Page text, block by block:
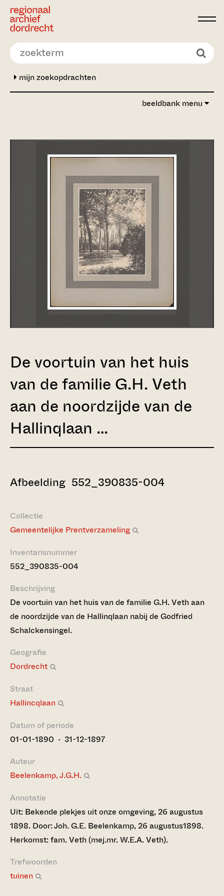
Ga direct naar de inhoud
mijn zoekopdrachten
beeldbank menu
De voortuin van het huis
van de familie G.H. Veth
aan de noordzijde van de
Hallinqlaan …
Afbeelding 552_390835-004
Collectie
Gemeentelijke Prentverzameling
Inventarisnummer
552_390835-004
Beschrijving
De voortuin van het huis van de familie G.H. Veth aan
de noordzijde van de Hallinqlaan nabij de Godfried
Schalckensingel.
Geografie
Dordrecht
Straat
Hallincqlaan
Datum of periode
01-01-1890 ‐ 31-12-1897
Auteur
Beelenkamp, J.G.H.
Annotatie
Uit: Bekende plekjes uit onze omgeving, 26 augustus
1898. Door: Joh. G.E. Beelenkamp, 26 augustus1898.
Herkomst: fam. Veth (mej.mr. W.E.A. Veth).
Trefwoorden
tuinen